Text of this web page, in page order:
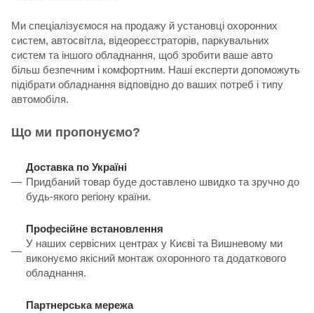
Ми спеціалізуємося на продажу й установці охоронних
систем, автосвітла, відеореєстраторів, паркувальних
систем та іншого обладнання, щоб зробити ваше авто
більш безпечним і комфортним. Наші експерти допоможуть
підібрати обладнання відповідно до ваших потреб і типу
автомобіля.
Що ми пропонуємо?
Доставка по Україні
Придбаний товар буде доставлено швидко та зручно до
будь-якого регіону країни.
Професійне встановлення
У наших сервісних центрах у Києві та Вишневому ми
виконуємо якісний монтаж охоронного та додаткового
обладнання.
Партнерська мережа